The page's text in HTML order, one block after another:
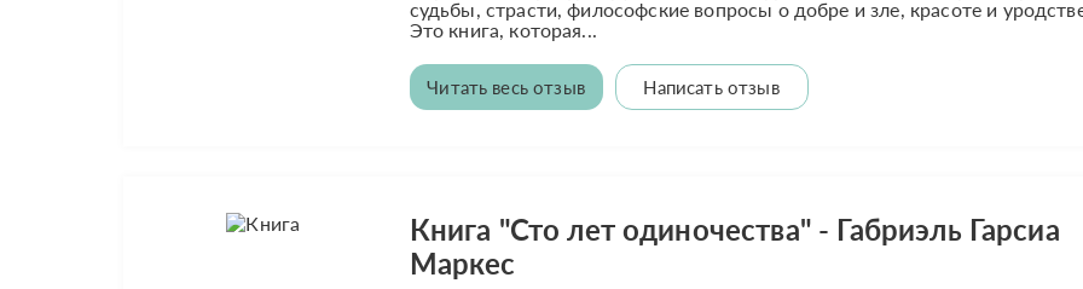
судьбы, страсти, философские вопросы о добре и зле, красоте и
Это книга, которая...
Читать весь отзыв Написать отзыв
Книга "Сто лет одиночества" - Габриэль Гарсиа
Маркес